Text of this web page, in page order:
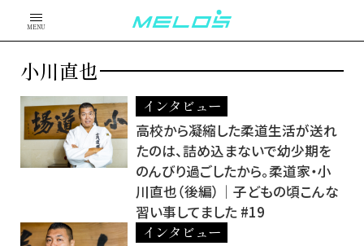
MENU
小川直也
インタビュー
高校から凝縮した柔道生活が送れ
たのは、詰め込まないで幼少期を
のんびり過ごしたから。柔道家・小
川直也（後編）│子どもの頃こんな
習い事してました #19
インタビュー